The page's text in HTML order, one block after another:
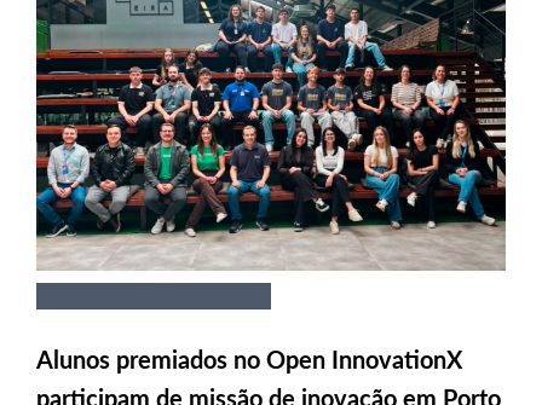
Alunos premiados no Open InnovationX
participam de missão de inovação em Porto